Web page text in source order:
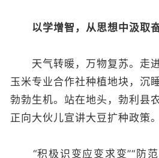
以学增智，从思想中汲取
天气转暖，万物复苏。走进
玉米专业合作社种植地块，沉
勃勃生机。站在地头，勃利县
正向大伙儿宣讲大豆扩种政策。
“积极识变应变求变”“防范